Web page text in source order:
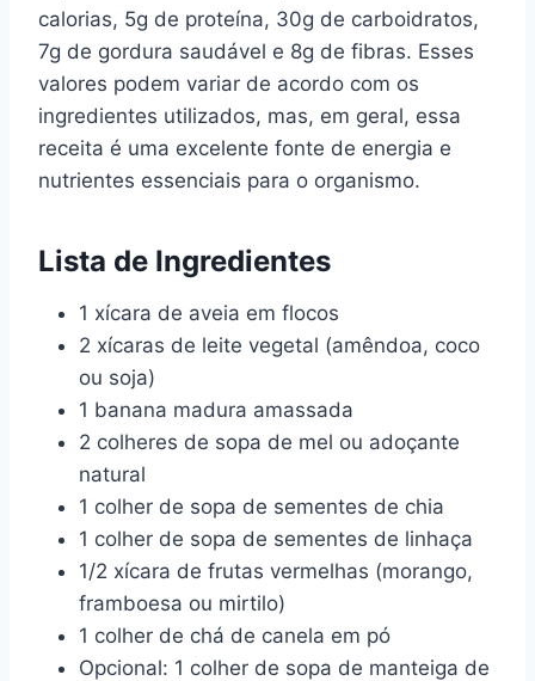
calorias, 5g de proteína, 30g de carboidratos,
7g de gordura saudável e 8g de fibras. Esses
valores podem variar de acordo com os
ingredientes utilizados, mas, em geral, essa
receita é uma excelente fonte de energia e
nutrientes essenciais para o organismo.
Lista de Ingredientes
1 xícara de aveia em flocos
2 xícaras de leite vegetal (amêndoa, coco
ou soja)
1 banana madura amassada
2 colheres de sopa de mel ou adoçante
natural
1 colher de sopa de sementes de chia
1 colher de sopa de sementes de linhaça
1/2 xícara de frutas vermelhas (morango,
framboesa ou mirtilo)
1 colher de chá de canela em pó
Opcional: 1 colher de sopa de manteiga de